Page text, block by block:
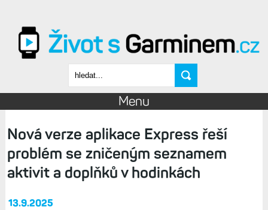
Vyhledávání
Menu
Nová verze aplikace Express řeší
problém se zničeným seznamem
aktivit a doplňků v hodinkách
13.9.2025